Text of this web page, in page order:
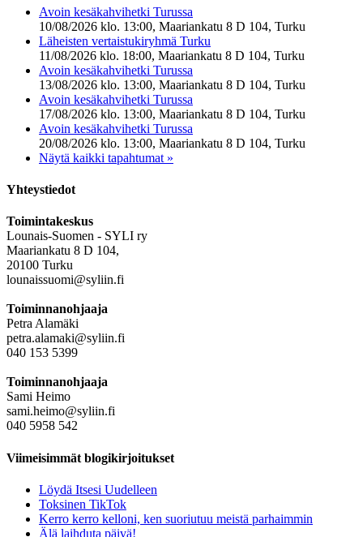
Avoin kesäkahvihetki Turussa
10/08/2026 klo. 13:00, Maariankatu 8 D 104, Turku
Läheisten vertaistukiryhmä Turku
11/08/2026 klo. 18:00, Maariankatu 8 D 104, Turku
Avoin kesäkahvihetki Turussa
13/08/2026 klo. 13:00, Maariankatu 8 D 104, Turku
Avoin kesäkahvihetki Turussa
17/08/2026 klo. 13:00, Maariankatu 8 D 104, Turku
Avoin kesäkahvihetki Turussa
20/08/2026 klo. 13:00, Maariankatu 8 D 104, Turku
Näytä kaikki tapahtumat »
Yhteystiedot
Toimintakeskus
Lounais-Suomen - SYLI ry
Maariankatu 8 D 104,
20100 Turku
lounaissuomi@syliin.fi
Toiminnanohjaaja
Petra Alamäki
petra.alamaki@syliin.fi
040 153 5399
Toiminnanohjaaja
Sami Heimo
sami.heimo@syliin.fi
040 5958 542
Viimeisimmät blogikirjoitukset
Löydä Itsesi Uudelleen
Toksinen TikTok
Kerro kerro kelloni, ken suoriutuu meistä parhaimmin
Älä laihduta päivä!